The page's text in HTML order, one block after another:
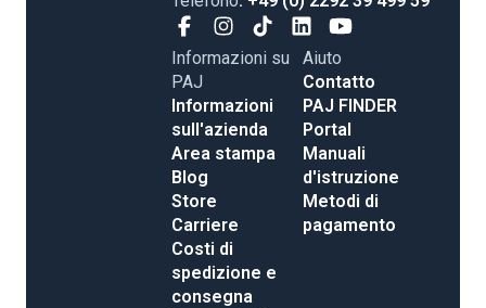
Informazioni su
PAJ
Informazioni
sull'azienda
Area stampa
Blog
Store
Carriere
Costi di
spedizione e
consegna
Aiuto
Contatto
PAJ FINDER
Portal
Manuali
d'istruzione
Metodi di
pagamento